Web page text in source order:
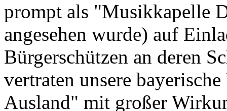
prompt als "Musikkapelle
angesehen wurde) auf
Bürgerschützen an deren
vertraten unsere
Ausland" mit großer